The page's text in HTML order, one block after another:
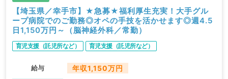
【埼玉県／幸手市】★急募★福利厚生充実！大手グル
ープ病院でのご勤務◎オペの手技を活かせます◎週4.5
日1,150万円～（脳神経外科／常勤）
育児支援（託児所など） 育児支援（託児所など）
給与 年収1,150万円